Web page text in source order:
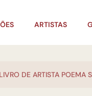
ARTISTAS
LIVRO DE ARTISTA